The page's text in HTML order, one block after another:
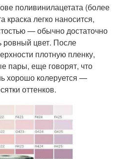
поливинилацетата (более
легко наносится,
— обычно достаточно
ровный цвет. После
плотную пленку,
пары, еще говорят, что
хорошо колеруется —
оттенков.